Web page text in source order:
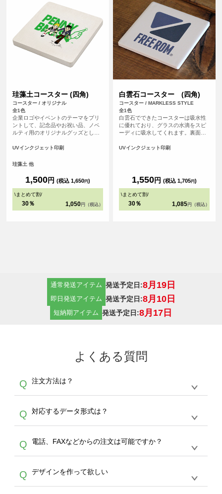
珪藻土コースター (四角)
コースター / オリジナル
全1色
企業ロゴやイベントのテーマをプリ
ントして、記念品やお祝い品、ノベ
ルティ用のオリジナルグッズとして
て：こちらのアイテムはプリント範
まう可能性が高いため、重要なデザ
くことをおすすめしております。
UVインクジェット印刷
珪藻土 他
1,500円 (税込 1,650円)
\まとめて割/
30％ 1,050 円（税込）
白雲石コースター (四角)
コースター / MARKLESS STYLE
全1色
白雲石でできたコースターは吸水性
に優れており、グラスの水滴をスピ
ーディに吸水してくれます。裏面は
ブルを傷つける心配もありません。
さな穴があいている為、吸水性に優
れています。
UVインクジェット印刷
1,550円 (税込 1,705円)
\まとめて割/
30％ 1,085 円（税込）
通常発送アイテム 発送予定日:8月19日
即日発送アイテム 発送予定日:8月10日
短納期アイテム 発送予定日:8月17日
よくある質問
Q 注文方法は？
A
生産にて承っております。デザインツールから
デザインの作成から決済まで完了できます。
30枚以上やシルク印刷など、大口注文の場合
は、サポートが担当するエコバッグコンシェル
やタンブラーコンシェルをご利用ください。製
作する数量が多ければ多いほど、オンデマンド
サービスよりも低価格で製作することが可能で
す。
Q 対応するデータ形式は？
A
ドできるデータ形式は、JPG / PNG / AI / PSD /
PDF 形式になります。データの最大サイズ
写真などもアップロード可能です。使用できな
い画像はエラーになります。（※ Illustratorか
Q 電話、FAXなどからの注文は可能ですか？
A
文のみ受け付けております。30個以上のご製
作をお考えの方は、サポートが担当するエコバ
Q デザインを作って欲しい